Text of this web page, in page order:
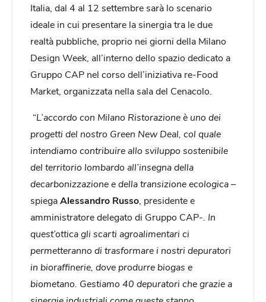
Italia, dal 4 al 12 settembre sarà lo scenario
ideale in cui presentare la sinergia tra le due
realtà pubbliche, proprio nei giorni della Milano
Design Week, all’interno dello spazio dedicato a
Gruppo CAP nel corso dell’iniziativa re-Food
Market, organizzata nella sala del Cenacolo.
“L’accordo con Milano Ristorazione è uno dei
progetti del nostro Green New Deal, col quale
intendiamo contribuire allo sviluppo sostenibile
del territorio lombardo all’insegna della
decarbonizzazione e della transizione ecologica–
spiegaAlessandro Russo , presidente e
amministratore delegato di Gruppo CAP- . In
quest’ottica gli scarti agroalimentari ci
permetteranno di trasformare i nostri depuratori
in bioraffinerie, dove produrre biogas e
biometano. Gestiamo 40 depuratori che grazie a